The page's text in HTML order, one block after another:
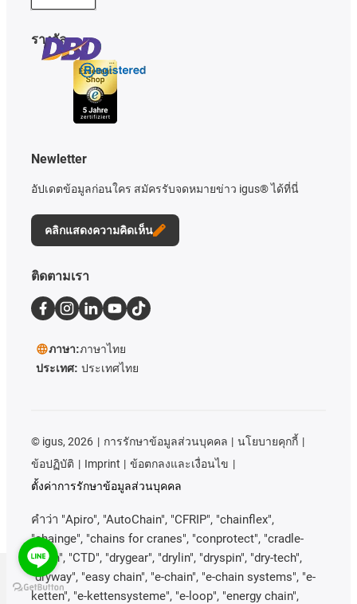
รางวัล
Newletter
อัปเดตข้อมูลก่อนใคร สมัครรับจดหมายข่าว igus® ได้ที่นี่
คลิกแสดงความคิดเห็น
ติดตามเรา
ภาษา:ภาษาไทย
ประเทศ: ประเทศไทย
© igus, 2026 การรักษาข้อมูลส่วนบุคคล
นโยบายคุกกี้
ข้อปฏิบัติ
Imprint
ข้อตกลงและเงื่อนไข
ตั้งค่าการรักษาข้อมูลส่วนบุคคล
คําว่า "Apiro", "AutoChain", "CFRIP", "chainflex",
"chainge", "chains for cranes", "conprotect", "cradle-
chain", "CTD", "drygear", "drylin", "dryspin", "dry-tech",
"dryway", "easy chain", "e-chain", "e-chain systems", "e-
ketten", "e-kettensysteme", "e-loop", "energy chain",